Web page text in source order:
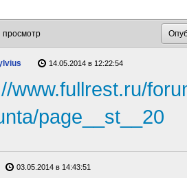
просмотр
14.05.2014 в 12:22:54
www.fullrest.ru/
page__st__20
03.05.2014 в 14:43:51